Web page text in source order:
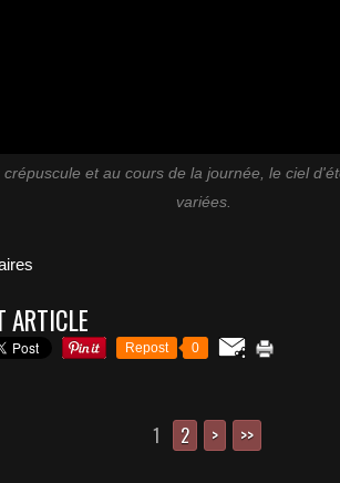
crépuscule et au cours de la journée, le ciel
variées.
ARTICLE
Repost 0
1 2 > >>